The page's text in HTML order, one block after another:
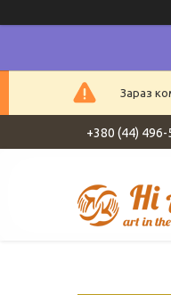
Зараз
+380 (44) 496-